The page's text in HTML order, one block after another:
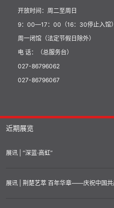
开放时间：周二至周日
9：00—17：00（16：30停止入馆）
周一闭馆（法定节假日除外）
电 话：（总服务台）
027-86796062
027-86796067
近期展览
展讯 | “深蓝·高虹”